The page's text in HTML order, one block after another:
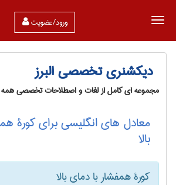
ورود/عضویت
دیکشنری تخصصی البرز
مجموعه ای کامل از لغات و اصطلاحات تخصصی همه
معادل های انگلیسی برای کورۀ
بالا
کورۀ همفشار با دمای بالا